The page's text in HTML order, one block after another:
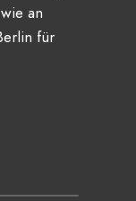
an
für